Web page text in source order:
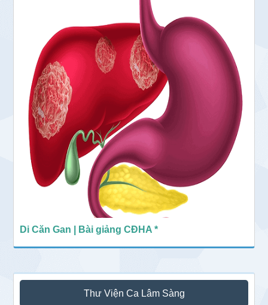
Di Căn Gan | Bài giảng CĐHA *
Thư Viện Ca Lâm Sàng